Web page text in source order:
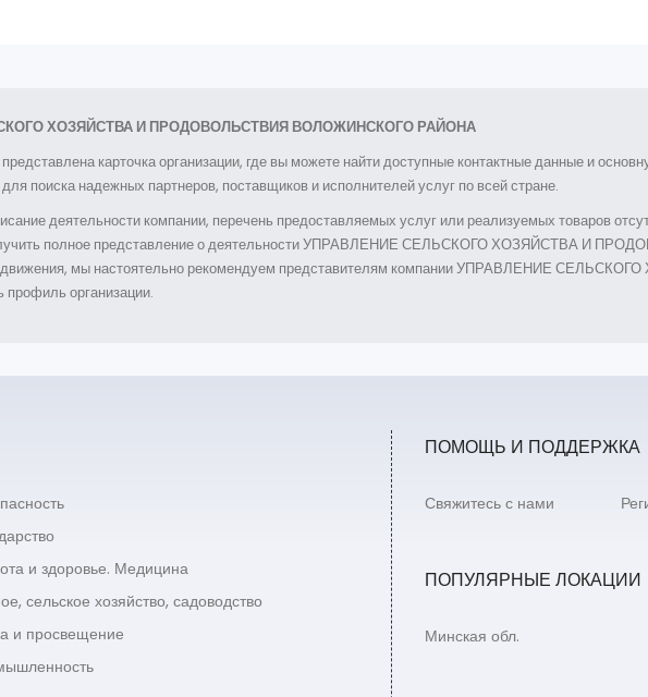
ХОЗЯЙСТВА И ПРОДОВОЛЬСТВИЯ ВОЛОЖИНСКОГО РАЙОНА
карточка организации, где вы можете найти доступные контактные данные и
поиска надежных партнеров, поставщиков и исполнителей услуг по всей стране.
деятельности компании, перечень предоставляемых услуг или реализуемых товаров
полное представление о деятельности УПРАВЛЕНИЕ СЕЛЬСКОГО ХОЗЯЙСТВА И
мы настоятельно рекомендуем представителям компании УПРАВЛЕНИЕ
организации.
и здоровье. Медицина
сельское хозяйство, садоводство
и просвещение
ПОМОЩЬ И ПОДДЕРЖКА
Свяжитесь с нами
ПОПУЛЯРНЫЕ ЛОКАЦИИ
Минская обл.